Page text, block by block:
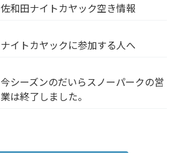
佐和田ナイトカヤック空き情報
ナイトカヤックに参加する人へ
今シーズンのだいらスノーパークの営
業は終了しました。